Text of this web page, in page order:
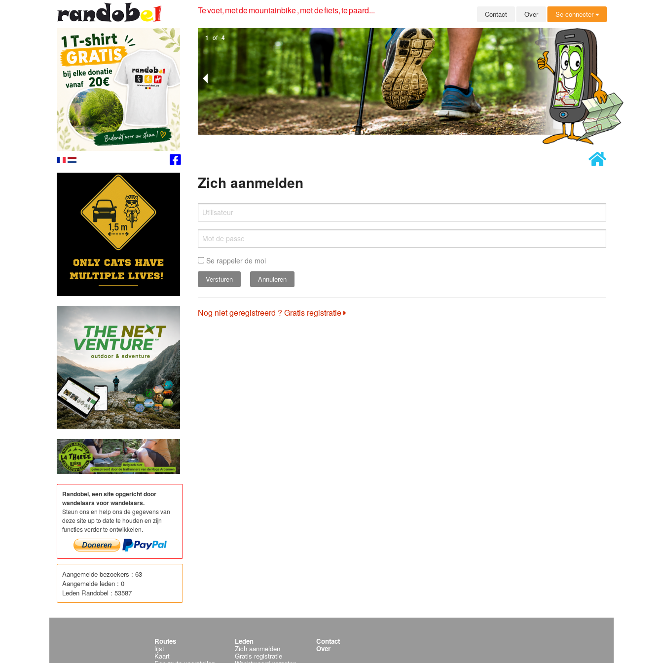
Te voet, met de mountainbike , met de fiets, te paard... Contact Over Se connecter
1 of 4
Zich aanmelden
Se rappeler de moi
Annuleren
Nog niet geregistreerd ? Gratis registratie
Randobel, een site opgericht door
wandelaars voor wandelaars.
Steun ons en help ons de gegevens van
deze site up to date te houden en zijn
functies verder te ontwikkelen.
Aangemelde bezoekers : 63
Aangemelde leden : 0
Leden Randobel : 53587
Routes
lijst
Kaart
Leden
Zich aanmelden
Gratis registratie
Contact
Over